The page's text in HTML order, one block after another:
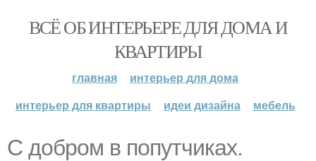
ВСЁ ОБ ИНТЕРЬЕРЕ ДЛЯ ДОМА И
КВАРТИРЫ
главная
интерьер для дома
интерьер для квартиры
идеи дизайна мебель
С добром в попутчиках.